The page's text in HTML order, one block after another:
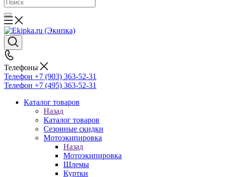
Телефоны
Телефон +7 (903) 363-52-31
Телефон +7 (495) 363-52-31
Каталог товаров
Назад
Каталог товаров
Сезонные скидки
Мотоэкипировка
Назад
Мотоэкипировка
Шлемы
Куртки